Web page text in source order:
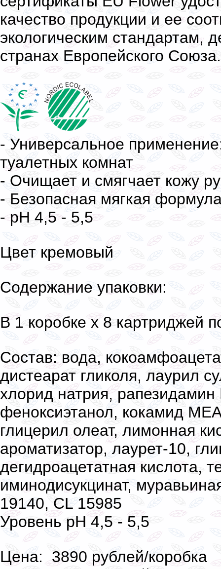
качество продукции и ее
экологическим стандартам,
странах Европейского Союза.
- Универсальное
туалетных комнат
- Очищает и смягчает кожу
- Безопасная мягкая
- pH 4,5 - 5,5
Цвет кремовый
Содержание упаковки:
В 1 коробке х 8 картриджей
Состав: вода,
дистеарат гликоля, лаурил
хлорид натрия, рапезидамин
феноксиэтанол, кокамид
глицерил олеат, лимонная
ароматизатор, лаурет-10,
дегидроацетатная кислота,
иминодисукцинат,
19140, CL 15985
Уровень pH 4,5 - 5,5
Цена: 3890 рублей/коробка